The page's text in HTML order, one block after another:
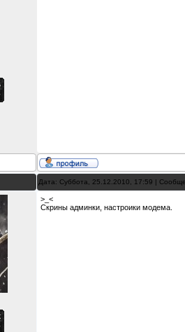
Дата: Суббота, 25.12.2010, 17:59 |
>_<
Скрины админки, настроики модема.